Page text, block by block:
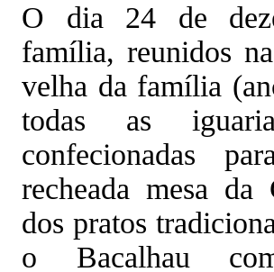
O dia 24 de
família, reunidos
velha da família
todas as
confecionadas
recheada mesa da
dos pratos
o Bacalhau